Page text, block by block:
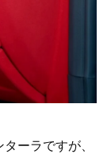
ーラですが、